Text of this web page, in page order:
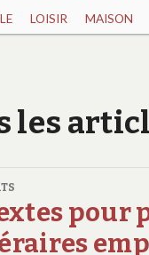
LOISIR MAISON
les
pour